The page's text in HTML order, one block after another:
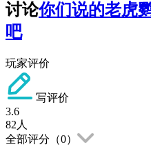
讨论你们说的老虎
吧
玩家评价
写评价
3.6
82 人
全部评分（0）